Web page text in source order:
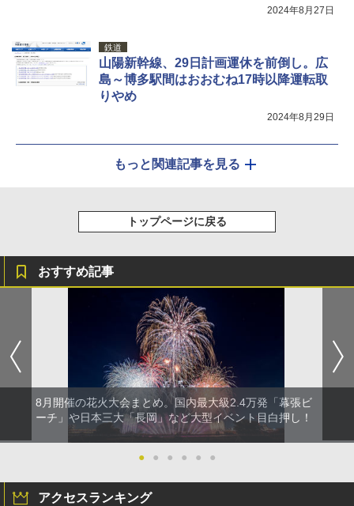
2024年8月27日
鉄道
山陽新幹線、29日計画運休を前倒し。広
島～博多駅間はおおむね17時以降運転取
りやめ
2024年8月29日
もっと関連記事を見る
トップページに戻る
おすすめ記事
8月開催の花火大会まとめ。国内最大級2.4万発「幕張ビ
ーチ」や日本三大「長岡」など大型イベント目白押し！
● ● ● ● ● ●
アクセスランキング